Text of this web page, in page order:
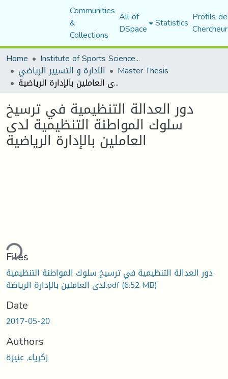
Communities
&
Collections
All of
DSpace Statistics Profils
Home
Institute of Sports Sciences and Techniques
الادارة و التسيير الرياضي Master Thesis
دور العدالة التنظيمية في ترسيخ سلوك المواطنة التنظيمية لدى العاملين بالإدارة الرياضية
دور العدالة التنظيمية في ترسيخ
سلوك المواطنة التنظيمية لدى
العاملين بالإدارة الرياضية
Loading...
Files
دور العدالة التنظيمية في ترسيخ سلوك المواطنة التنظيمية
لدى العاملين بالإدارة الرياضة.pdf(6.52 MB)
Date
2017-05-20
Authors
زكرياء, عنيزة